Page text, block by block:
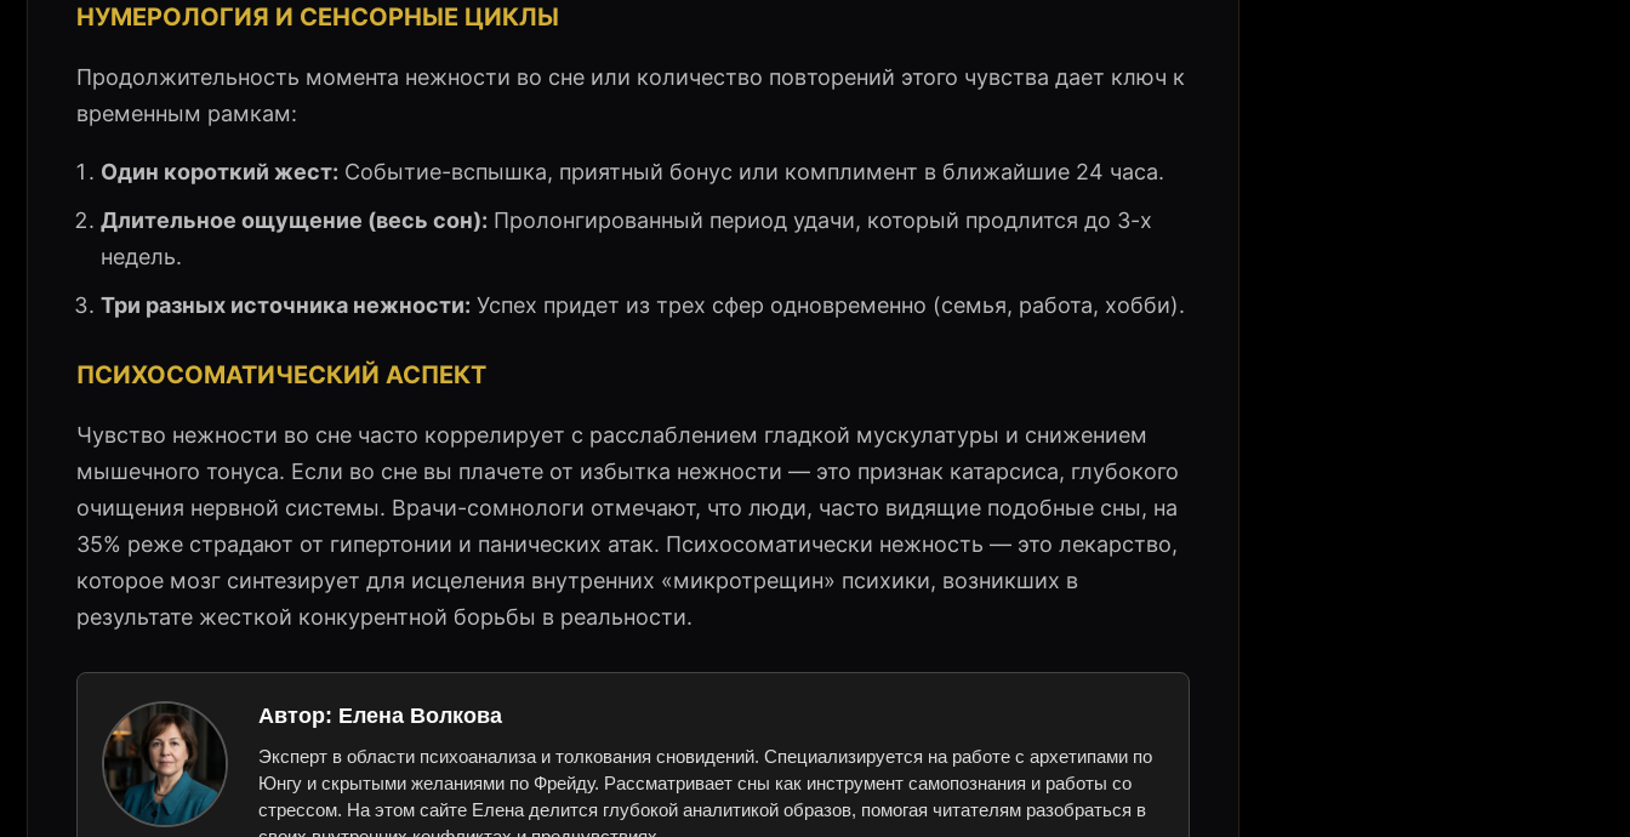
НУМЕРОЛОГИЯ И СЕНСОРНЫЕ ЦИКЛЫ
Продолжительность момента нежности во сне или количество повторений этого чувства дает ключ к
временным рамкам:
Один короткий жест: Событие-вспышка, приятный бонус или комплимент в ближайшие 24 часа.
Длительное ощущение (весь сон): Пролонгированный период удачи, который продлится до 3-х
недель.
Три разных источника нежности: Успех придет из трех сфер одновременно (семья, работа, хобби).
ПСИХОСОМАТИЧЕСКИЙ АСПЕКТ
Чувство нежности во сне часто коррелирует с расслаблением гладкой мускулатуры и снижением
мышечного тонуса. Если во сне вы плачете от избытка нежности — это признак катарсиса, глубокого
очищения нервной системы. Врачи-сомнологи отмечают, что люди, часто видящие подобные сны, на
35% реже страдают от гипертонии и панических атак. Психосоматически нежность — это лекарство,
которое мозг синтезирует для исцеления внутренних «микротрещин» психики, возникших в
результате жесткой конкурентной борьбы в реальности.
Автор: Елена Волкова
Эксперт в области психоанализа и толкования сновидений. Специализируется на работе с архетипами по
Юнгу и скрытыми желаниями по Фрейду. Рассматривает сны как инструмент самопознания и работы со
стрессом. На этом сайте Елена делится глубокой аналитикой образов, помогая читателям разобраться в